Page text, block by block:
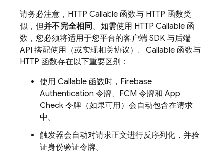
请务必注意，HTTP Callable 函数与 HTTP 函数类
似，但并不完全相同。如需使用 HTTP Callable 函
数，您必须将适用于您平台的客户端 SDK 与后端
API 搭配使用（或实现相关协议）。Callable 函数与
HTTP 函数存在以下重要区别：
使用 Callable 函数时， Firebase
Authentication 令牌、 FCM 令牌和 App
Check 令牌（如果可用）会自动包含在请求
中。
触发器会自动对请求正文进行反序列化，并验
证身份验证令牌。